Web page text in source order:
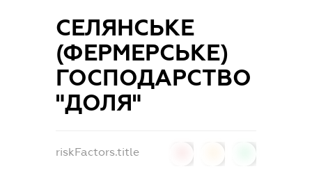
СЕЛЯНСЬКЕ
(ФЕРМЕРСЬКЕ)
ГОСПОДАРСТВО
"ДОЛЯ"
riskFactors.title